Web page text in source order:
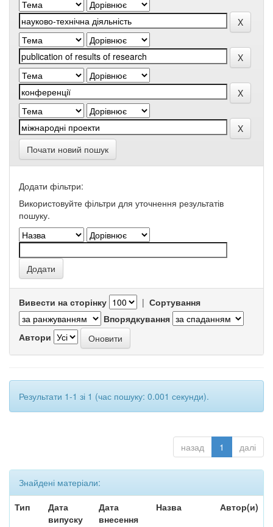
Почати новий пошук
Додати фільтри:
Використовуйте фільтри для уточнення результатів
пошуку.
Вивести на сторінку | Сортування
Впорядкування
Автори
Результати 1-1 зі 1 (час пошуку: 0.001 секунди).
назад 1 далі
Знайдені матеріали:
Тип
Дата
випуску
Дата
внесення
Назва Автор(и)